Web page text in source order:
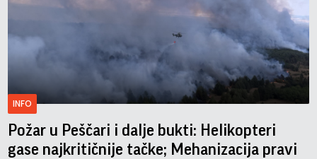
INFO
Požar u Peščari i dalje bukti: Helikopteri
gase najkritičnije tačke; Mehanizacija pravi